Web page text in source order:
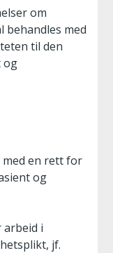
om
behandles med
til den
og
en rett for
og
arbeid i
jf.